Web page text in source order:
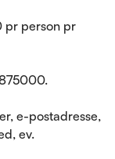
pr person pr
e-postadresse,
ev.